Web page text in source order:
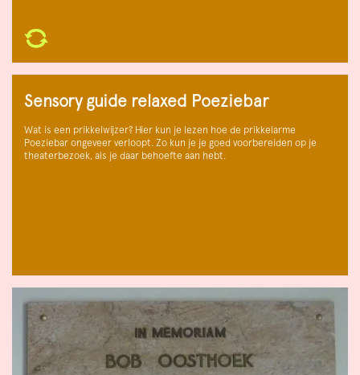
Sensory guide relaxed Poeziebar
Wat is een prikkelwijzer? Hier kun je lezen hoe de prikkelarme
Poeziebar ongeveer verloopt. Zo kun je je goed voorbereiden op je
theaterbezoek, als je daar behoefte aan hebt.